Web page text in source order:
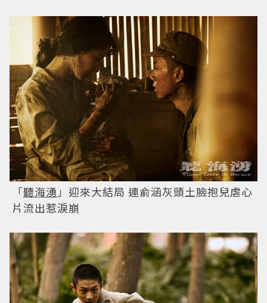
「聽海湧」迎來大結局 連俞涵灰頭土臉抱兒虐心
片流出惹淚崩